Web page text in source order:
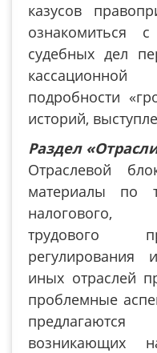
казусов
ознакомиться
судебных дел
подробности
историй,
Раздел
Отраслевой
материалы по
налогового,
трудового
регулирования
иных отраслей
проблемные
возникающих